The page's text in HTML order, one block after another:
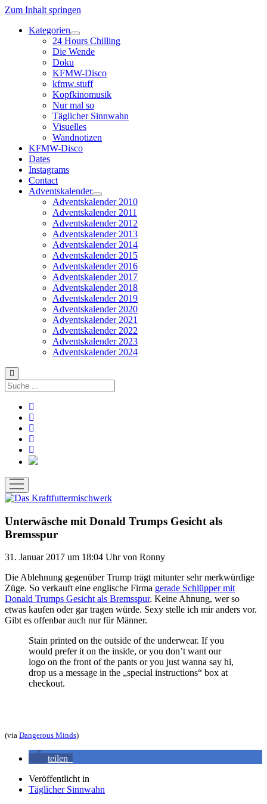
Zum Inhalt springen
Kategorien
Dropdown-
Menü
öffnen
24 Hours Chilling
Die Wende
Doku
KFMW-Disco
kfmw.stuff
Kopfkinomusik
Nur mal so
Täglicher Sinnwahn
Visuelles
Wandnotizen
KFMW-Disco
Dates
Instagrams
Contact
Adventskalender
Dropdown-
Menü
öffnen
Adventskalender 2010
Adventskalender 2011
Adventskalender 2012
Adventskalender 2013
Adventskalender 2014
Adventskalender 2015
Adventskalender 2016
Adventskalender 2017
Adventskalender 2018
Adventskalender 2019
Adventskalender 2020
Adventskalender 2021
Adventskalender 2022
Adventskalender 2023
Adventskalender 2024
Suchen
Bluesky
Menü
öffnen
Unterwäsche mit Donald Trumps Gesicht als
Bremsspur
31. Januar 2017 um 18:04 Uhrvon Ronny
Die Ablehnung gegenüber Trump trägt mitunter sehr merkwürdige
Züge. So verkauft eine englische Firma gerade Schlüpper mit
Donald Trumps Gesicht als Bremsspur. Keine Ahnung, wer so
etwas kaufen oder gar tragen würde. Sexy stelle ich mir anders vor.
Gibt es offenbar auch nur für Männer.
Stain printed on the outside of the underwear. If you
would prefer it on the inside, or you don’t want our
logo on the front of the pants or you just wanna say hi,
drop us a message in the „special instructions“ box at
checkout.
(via Dangerous Minds)
teilen
Veröffentlicht in
Täglicher Sinnwahn